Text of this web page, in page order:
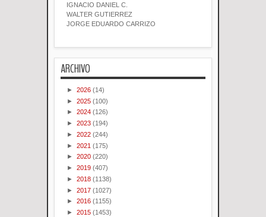
IGNACIO DANIEL C.
WALTER GUTIERREZ
JORGE EDUARDO CARRIZO
ARCHIVO
► 2026 (14)
► 2025 (100)
► 2024 (126)
► 2023 (194)
► 2022 (244)
► 2021 (175)
► 2020 (220)
► 2019 (407)
► 2018 (1138)
► 2017 (1027)
► 2016 (1155)
► 2015 (1453)